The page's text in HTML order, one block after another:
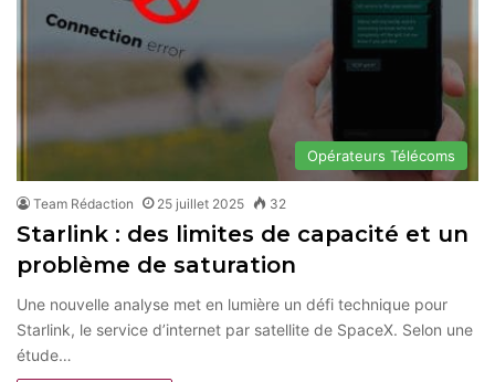
Opérateurs Télécoms
Team Rédaction 25 juillet 2025 32
Starlink : des limites de capacité et un
problème de saturation
Une nouvelle analyse met en lumière un défi technique pour
Starlink, le service d’internet par satellite de SpaceX. Selon une
étude…